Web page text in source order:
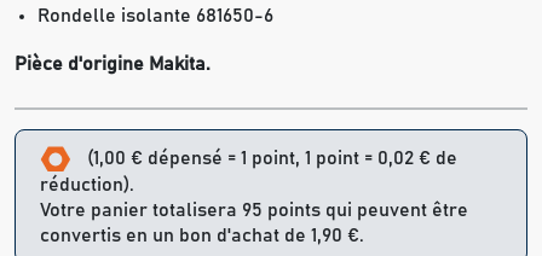
Rondelle isolante 681650-6
Pièce d'origine Makita.
(1,00 € dépensé = 1 point, 1 point = 0,02 € de
réduction).
Votre panier totalisera 95 points qui peuvent être
convertis en un bon d'achat de 1,90 €.